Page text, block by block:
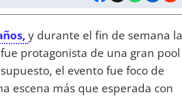
y durante el fin de semana la
fue protagonista de una gran pool
el evento fue foco de
escena más que esperada con